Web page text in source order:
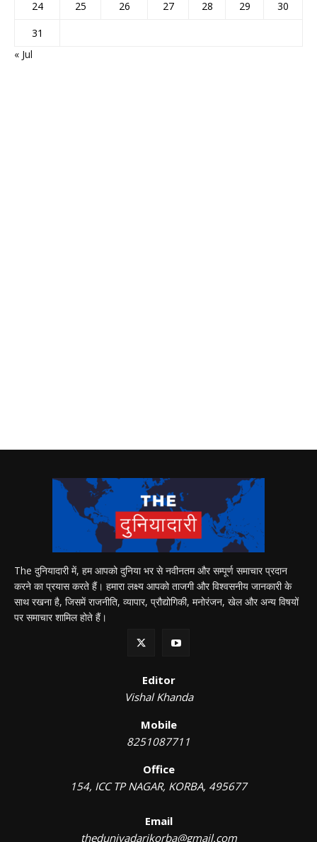
24
25 26 27 28 29
30
31
« Jul
The दुनियादारी में, हम आपको दुनिया भर से नवीनतम और सम्पूर्ण समाचार प्रदान
करने का प्रयास करते हैं। हमारा लक्ष्य आपको ताजगी और विश्वसनीय जानकारी के
साथ रखना है, जिसमें राजनीति, व्यापार, प्रौद्योगिकी, मनोरंजन, खेल और अन्य विषयों
पर समाचार शामिल होते हैं।
Editor
Vishal Khanda
Mobile
8251087711
Office
154, ICC TP NAGAR, KORBA, 495677
Email
theduniyadarikorba@gmail.com